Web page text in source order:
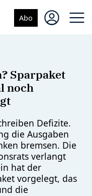
Abo
Sparpaket
noch
Defizite.
die Ausgaben
bremsen. Die
verlangt
hat der
vorgelegt, das
die